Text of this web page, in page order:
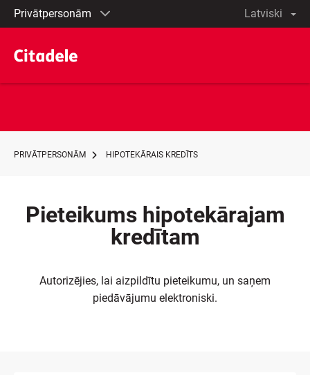
Privātpersonām
Uzņēmumiem
banking
Latvian
In
PRIVĀTPERSONĀM HIPOTEKĀRAIS KREDĪTS
Pieteikums hipotekārajam
kredītam
Autorizējies, lai aizpildītu pieteikumu, un saņem
piedāvājumu elektroniski.